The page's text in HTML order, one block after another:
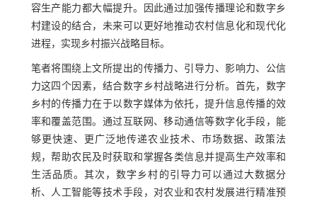
容生产能力都大幅提升。因此通过加强传播理论和数字乡
村建设的结合，未来可以更好地推动农村信息化和现代化
进程，实现乡村振兴战略目标。
笔者将围绕上文所提出的传播力、引导力、影响力、公信
力这四个因素，结合数字乡村战略进行分析。首先，数字
乡村的传播力在于以数字媒体为依托，提升信息传播的效
率和覆盖范围。通过互联网、移动通信等数字化手段，能
够更快速、更广泛地传递农业技术、市场数据、政策法
规，帮助农民及时获取和掌握各类信息并提高生产效率和
生活品质。其次，数字乡村的引导力可以通过大数据分
析、人工智能等技术手段，对农业和农村发展进行精准预